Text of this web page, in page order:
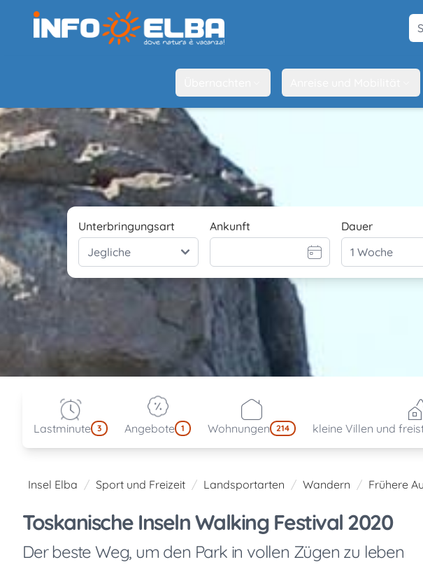
Unterbringungsart Ankunft Dauer
Lastminute 3 Angebote 1 Wohnungen 214 kleine Villen und
Insel Elba Sport und Freizeit Landsportarten Wandern Frühere
Toskanische Inseln Walking Festival 2020
Der beste Weg, um den Park in vollen Zügen zu leben